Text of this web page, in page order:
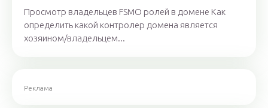
Просмотр владельцев FSMO ролей в домене Как
определить какой контролер домена является
хозяином/владельцем...
Реклама